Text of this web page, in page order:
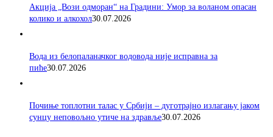
Акција „Вози одморан“ на Градини: Умор за воланом опасан
колико и алкохол30.07.2026
Вода из белопаланачког водовода није исправна за
пиће30.07.2026
Почиње топлотни талас у Србији – дуготрајно излагању јаком
сунцу неповољно утиче на здравље30.07.2026